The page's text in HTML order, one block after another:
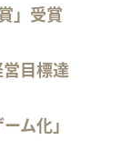
」受賞
目標達
ム化」